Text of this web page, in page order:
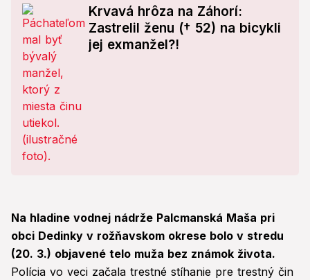
Krvavá hrôza na Záhorí:
Zastrelil ženu († 52) na bicykli
jej exmanžel?!
Na hladine vodnej nádrže Palcmanská Maša pri
obci Dedinky v rožňavskom okrese bolo v stredu
(20. 3.) objavené telo muža bez známok života.
Polícia vo veci začala trestné stíhanie pre trestný čin